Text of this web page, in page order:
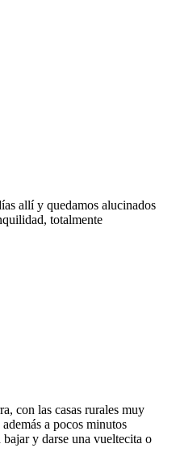
allí y quedamos alucinados
totalmente
con las casas rurales muy
a pocos minutos
y darse una vueltecita o